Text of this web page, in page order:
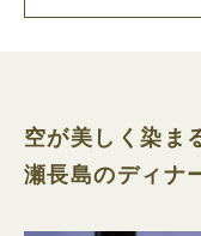
空が美しく染ま
瀬長島のディナ